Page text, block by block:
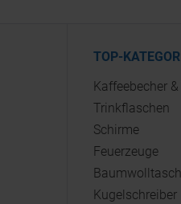
TOP-
Kaffeebecher
Trinkflaschen
Schirme
Feuerzeuge
Kugelschreiber